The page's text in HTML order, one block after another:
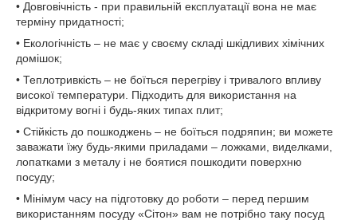
• Довговічність - при правильній експлуатації вона не має
терміну придатності;
• Екологічність – не має у своєму складі шкідливих хімічних
домішок;
• Теплотривкість – не боїться перегріву і тривалого впливу
високої температури. Підходить для використання на
відкритому вогні і будь-яких типах плит;
• Стійкість до пошкоджень – не боїться подряпин; ви можете
заважати їжу будь-якими приладами – ложками, виделками,
лопатками з металу і не боятися пошкодити поверхню
посуду;
• Мінімум часу на підготовку до роботи – перед першим
використанням посуду «Сітон» вам не потрібно таку посуд